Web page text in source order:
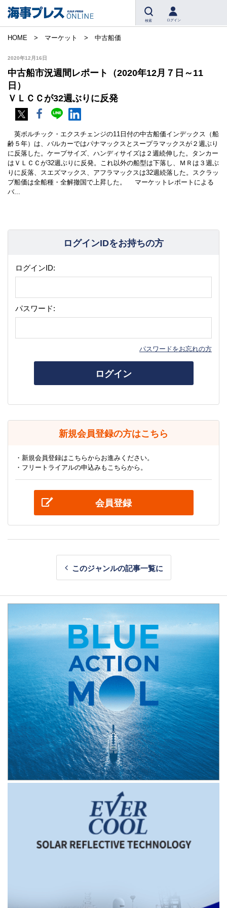
検索 ログイン
HOME マーケット 中古船価
2020年12月16日
中古船市況週間レポート（2020年12月７日～11
日）
ＶＬＣＣが32週ぶりに反発
英ボルチック・エクスチェンジの11日付の中古船価インデックス（船
齢５年）は、バルカーではパナマックスとスープラマックスが２週ぶり
に反落した。ケープサイズ、ハンディサイズは２週続伸した。タンカー
はＶＬＣＣが32週ぶりに反発。これ以外の船型は下落し、ＭＲは３週ぶ
りに反落、スエズマックス、アフラマックスは32週続落した。スクラッ
プ船価は全船種・全解撤国で上昇した。 マーケットレポートによる
バ...
ログインIDをお持ちの方
ログインID:
パスワード:
パスワードをお忘れの方
ログイン
新規会員登録の方はこちら
・新規会員登録はこちらからお進みください。
・フリートライアルの申込みもこちらから。
会員登録
このジャンルの記事一覧に